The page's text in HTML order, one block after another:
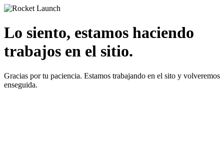
Lo siento, estamos haciendo
trabajos en el sitio.
Gracias por tu paciencia. Estamos trabajando en el sito y volveremos
enseguida.